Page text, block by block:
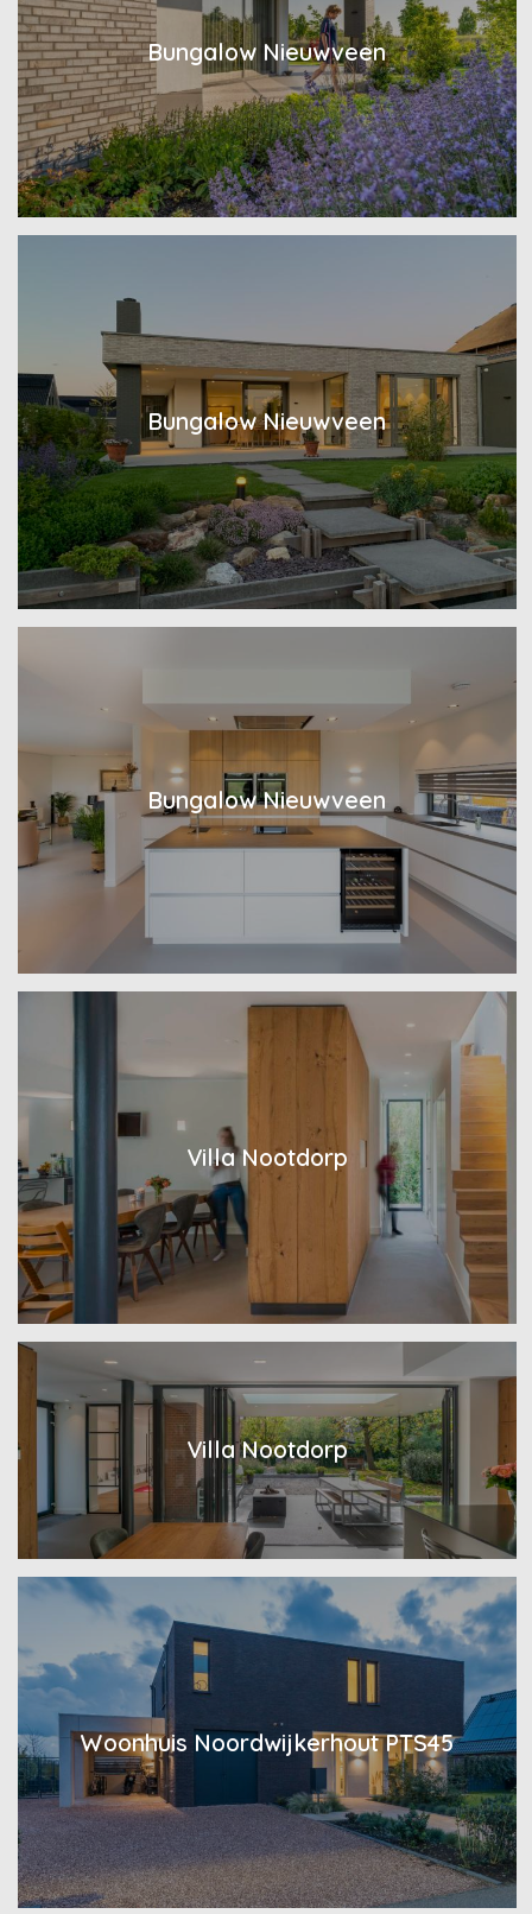
Bungalow Nieuwveen
Bungalow Nieuwveen
Bungalow Nieuwveen
Villa Nootdorp
Villa Nootdorp
Woonhuis Noordwijkerhout PTS45